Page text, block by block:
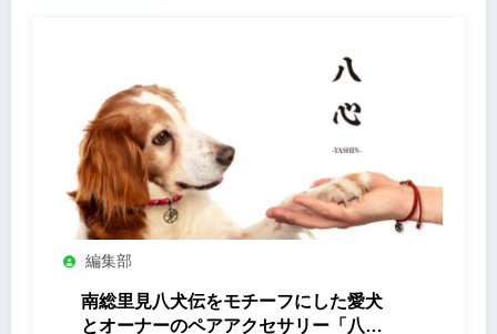
編集部
南総里見八犬伝をモチーフにした愛犬
とオーナーのペアアクセサリー「八心